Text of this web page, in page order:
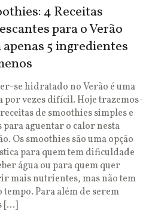
4 Receitas
para o Verão
apenas 5 ingredientes
se hidratado no Verão é uma
por vezes difícil. Hoje trazemos-
de smoothies simples e
para aguentar o calor nesta
Os smoothies são uma opção
para quem tem dificuldade
água ou para quem quer
mais nutrientes, mas não tem
tempo. Para além de serem
[…]